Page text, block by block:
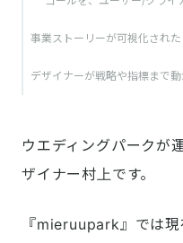
事業ストーリーが可視化され
デザイナーが戦略や指標まで
ウエディングパークが
ザイナー村上です。
『mieruupark』では